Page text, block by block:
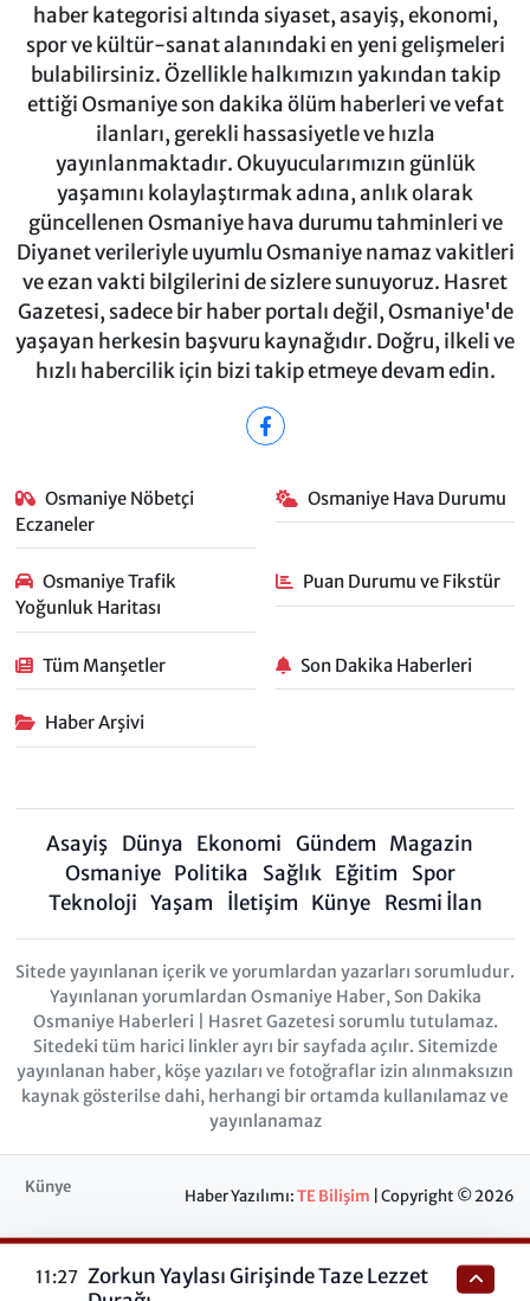
haber kategorisi altında siyaset, asayiş, ekonomi,
spor ve kültür-sanat alanındaki en yeni gelişmeleri
bulabilirsiniz. Özellikle halkımızın yakından takip
ettiği Osmaniye son dakika ölüm haberleri ve vefat
ilanları, gerekli hassasiyetle ve hızla
yayınlanmaktadır. Okuyucularımızın günlük
yaşamını kolaylaştırmak adına, anlık olarak
güncellenen Osmaniye hava durumu tahminleri ve
Diyanet verileriyle uyumlu Osmaniye namaz vakitleri
ve ezan vakti bilgilerini de sizlere sunuyoruz. Hasret
Gazetesi, sadece bir haber portalı değil, Osmaniye'de
yaşayan herkesin başvuru kaynağıdır. Doğru, ilkeli ve
hızlı habercilik için bizi takip etmeye devam edin.
Osmaniye Nöbetçi
Eczaneler
Osmaniye Hava Durumu
Osmaniye Trafik
Yoğunluk Haritası
Puan Durumu ve Fikstür
Tüm Manşetler Son Dakika Haberleri
Haber Arşivi
Asayiş Dünya Ekonomi Gündem Magazin
Osmaniye Politika Sağlık Eğitim
Spor
Teknoloji Yaşam İletişim Künye Resmi İlan
Sitede yayınlanan içerik ve yorumlardan yazarları sorumludur.
Yayınlanan yorumlardan Osmaniye Haber, Son Dakika
Osmaniye Haberleri | Hasret Gazetesi sorumlu tutulamaz.
Sitedeki tüm harici linkler ayrı bir sayfada açılır. Sitemizde
yayınlanan haber, köşe yazıları ve fotoğraflar izin alınmaksızın
kaynak gösterilse dahi, herhangi bir ortamda kullanılamaz ve
yayınlanamaz
Künye Haber Yazılımı:TE Bilişim | Copyright © 2026
11:27 Zorkun Yaylası Girişinde Taze Lezzet